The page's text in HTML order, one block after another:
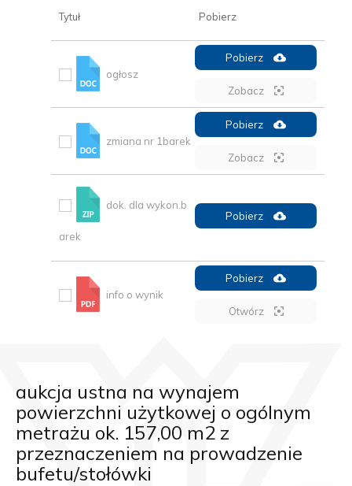
Tytuł Pobierz
ogłosz
Pobierz
Zobacz
zmiana nr 1barek
Pobierz
Zobacz
dok. dla wykon.b
arek
Pobierz
info o wynik
Pobierz
Otwórz
aukcja ustna na wynajem
powierzchni użytkowej o ogólnym
metrażu ok. 157,00 m2 z
przeznaczeniem na prowadzenie
bufetu/stołówki